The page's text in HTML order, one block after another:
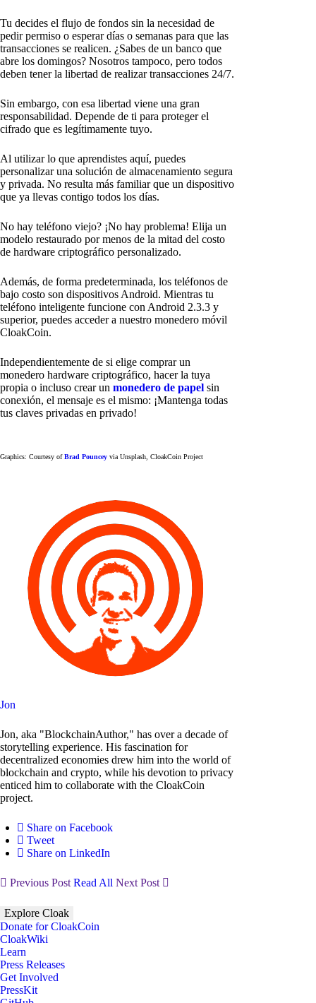
Tu decides el flujo de fondos sin la necesidad de
pedir permiso o esperar días o semanas para que las
transacciones se realicen. ¿Sabes de un banco que
abre los domingos? Nosotros tampoco, pero todos
deben tener la libertad de realizar transacciones 24/7.
Sin embargo, con esa libertad viene una gran
responsabilidad. Depende de ti para proteger el
cifrado que es legítimamente tuyo.
Al utilizar lo que aprendistes aquí, puedes
personalizar una solución de almacenamiento segura
y privada. No resulta más familiar que un dispositivo
que ya llevas contigo todos los días.
No hay teléfono viejo? ¡No hay problema! Elija un
modelo restaurado por menos de la mitad del costo
de hardware criptográfico personalizado.
Además, de forma predeterminada, los teléfonos de
bajo costo son dispositivos Android. Mientras tu
teléfono inteligente funcione con Android 2.3.3 y
superior, puedes acceder a nuestro monedero móvil
CloakCoin.
Independientemente de si elige comprar un
monedero hardware criptográfico, hacer la tuya
propia o incluso crear un monedero de papel sin
conexión, el mensaje es el mismo: ¡Mantenga todas
tus claves privadas en privado!
Graphics: Courtesy ofBrad Pouncey via Unsplash, CloakCoin Project
Jon
Jon, aka "BlockchainAuthor," has over a decade of
storytelling experience. His fascination for
decentralized economies drew him into the world of
blockchain and crypto, while his devotion to privacy
enticed him to collaborate with the CloakCoin
project.
Share on Facebook
Tweet
Share on LinkedIn
Previous Post Read All Next Post
Explore Cloak
Donate for CloakCoin
CloakWiki
Learn
Press Releases
Get Involved
PressKit